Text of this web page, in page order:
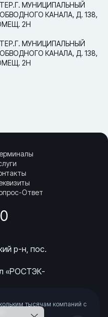
МУНИЦИПАЛЬНЫЙ
КАНАЛА, Д. 138,
2Н
МУНИЦИПАЛЬНЫЙ
КАНАЛА, Д. 138,
2Н
Ответ
р-н, пос.
«РОСТЭК-
тысячам компаний с